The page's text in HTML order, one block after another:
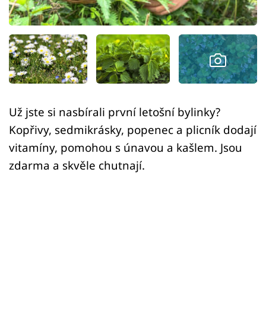
Sledujte nás
Už jste si nasbírali první letošní bylinky?
Kopřivy, sedmikrásky, popenec a plicník dodají
vitamíny, pomohou s únavou a kašlem. Jsou
zdarma a skvěle chutnají.